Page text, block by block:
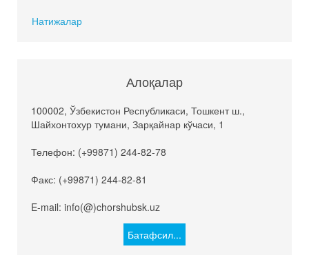
Натижалар
Алоқалар
100002, Ўзбекистон Республикаси, Тошкент ш.,
Шайхонтохур тумани, Зарқайнар кўчаси, 1
Телефон: (+99871) 244-82-78
Факс: (+99871) 244-82-81
E-mail: info(@)chorshubsk.uz
Батафсил...